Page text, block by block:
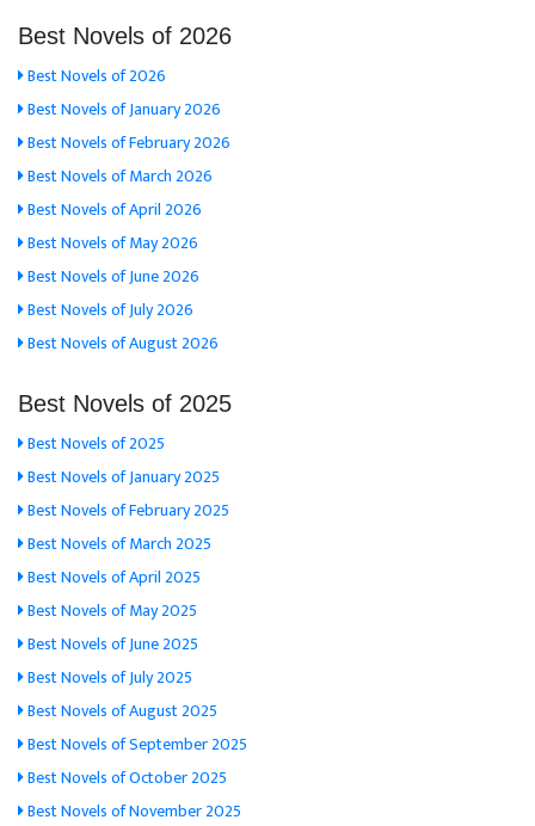
Best Novels of 2026
Best Novels of 2026
Best Novels of January 2026
Best Novels of February 2026
Best Novels of March 2026
Best Novels of April 2026
Best Novels of May 2026
Best Novels of June 2026
Best Novels of July 2026
Best Novels of August 2026
Best Novels of 2025
Best Novels of 2025
Best Novels of January 2025
Best Novels of February 2025
Best Novels of March 2025
Best Novels of April 2025
Best Novels of May 2025
Best Novels of June 2025
Best Novels of July 2025
Best Novels of August 2025
Best Novels of September 2025
Best Novels of October 2025
Best Novels of November 2025